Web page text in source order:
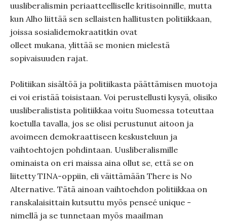
uusliberalismin periaatteelliselle kritisoinnille, mutta
kun Alho liittää sen sellaisten hallitusten politiikkaan,
joissa sosialidemokraatitkin ovat
olleet mukana, ylittää se monien mielestä
sopivaisuuden rajat.
Politiikan sisältöä ja politiikasta päättämisen muotoja
ei voi eristää toisistaan. Voi perustellusti kysyä, olisiko
uusliberalistista politiikkaa voitu Suomessa toteuttaa
koetulla tavalla, jos se olisi perustunut aitoon ja
avoimeen demokraattiseen keskusteluun ja
vaihtoehtojen pohdintaan. Uusliberalismille
ominaista on eri maissa aina ollut se, että se on
liitetty TINA-oppiin, eli väittämään There is No
Alternative. Tätä ainoan vaihtoehdon politiikkaa on
ranskalaisittain kutsuttu myös penseé unique -
nimellä ja se tunnetaan myös maailman